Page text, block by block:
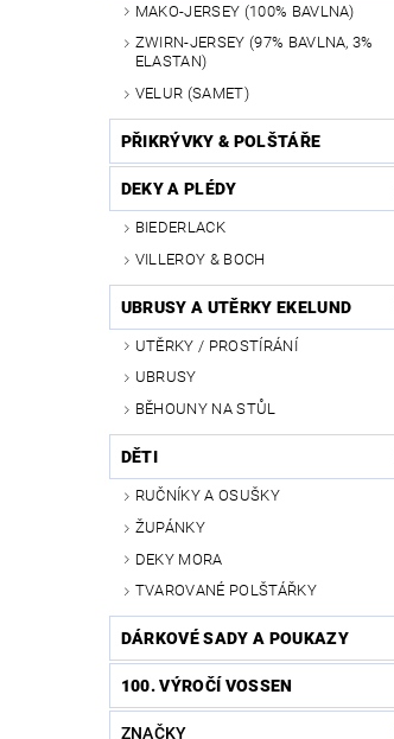
MAKO-JERSEY (100% BAVLNA)
ZWIRN-JERSEY (97% BAVLNA, 3%
ELASTAN)
VELUR (SAMET)
PŘIKRÝVKY & POLŠTÁŘE
DEKY A PLÉDY
BIEDERLACK
VILLEROY & BOCH
UBRUSY A UTĚRKY EKELUND
UTĚRKY / PROSTÍRÁNÍ
UBRUSY
BĚHOUNY NA STŮL
DĚTI
RUČNÍKY A OSUŠKY
ŽUPÁNKY
DEKY MORA
TVAROVANÉ POLŠTÁŘKY
DÁRKOVÉ SADY A POUKAZY
100. VÝROČÍ VOSSEN
ZNAČKY